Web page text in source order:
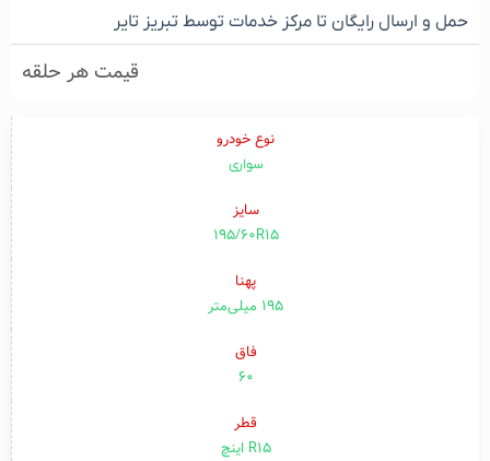
حمل و ارسال رایگان تا مرکز خدمات توسط تبریز تایر
قیمت هر حلقه
نوع خودرو
سواری
سایز
195/60R15
پهنا
۱۹۵ میلی‌متر
فاق
۶۰
قطر
R15 اینچ